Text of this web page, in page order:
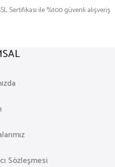
Sertifikası ile %100 güvenli alışveriş
Sözleşmesi